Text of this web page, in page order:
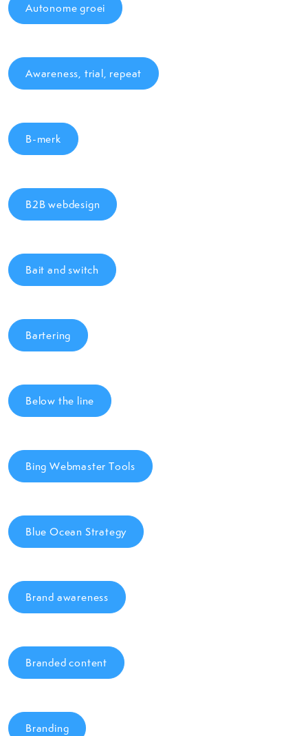
Autonome groei
Awareness, trial, repeat
B-merk
B2B webdesign
Bait and switch
Bartering
Below the line
Bing Webmaster Tools
Blue Ocean Strategy
Brand awareness
Branded content
Branding